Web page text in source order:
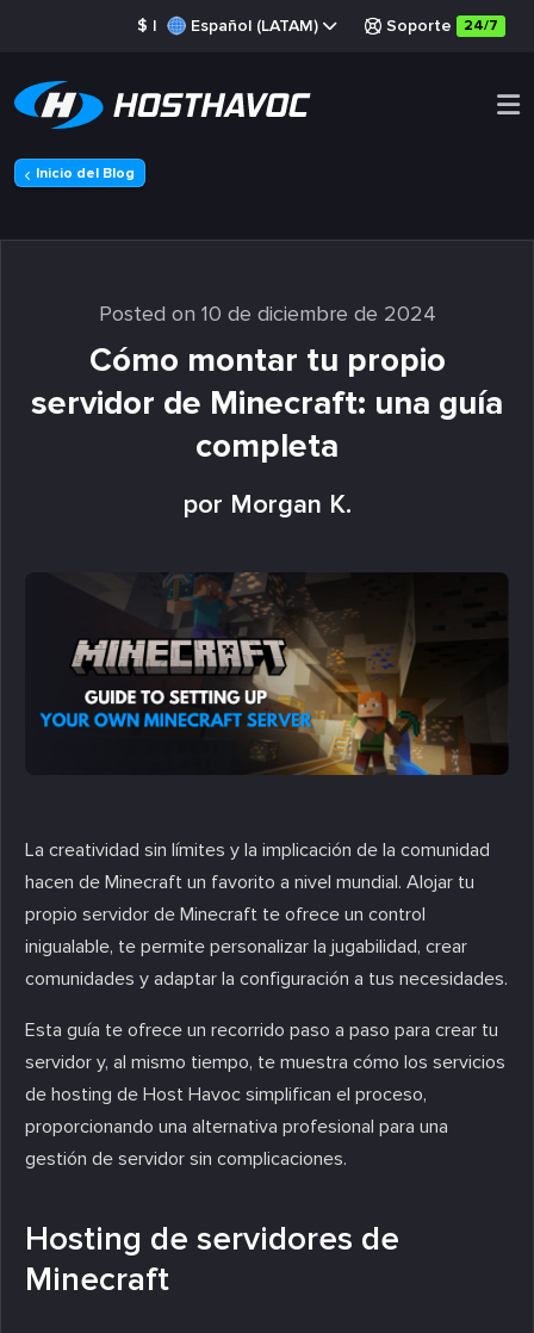
$ | Español (LATAM) Soporte 24/7
Inicio del Blog
Posted on 10 de diciembre de 2024
Cómo montar tu propio
servidor de Minecraft: una guía
completa
por Morgan K.
La creatividad sin límites y la implicación de la comunidad
hacen de Minecraft un favorito a nivel mundial. Alojar tu
propio servidor de Minecraft te ofrece un control
inigualable, te permite personalizar la jugabilidad, crear
comunidades y adaptar la configuración a tus necesidades.
Esta guía te ofrece un recorrido paso a paso para crear tu
servidor y, al mismo tiempo, te muestra cómo los servicios
de hosting de Host Havoc simplifican el proceso,
proporcionando una alternativa profesional para una
gestión de servidor sin complicaciones.
Hosting de servidores de
Minecraft